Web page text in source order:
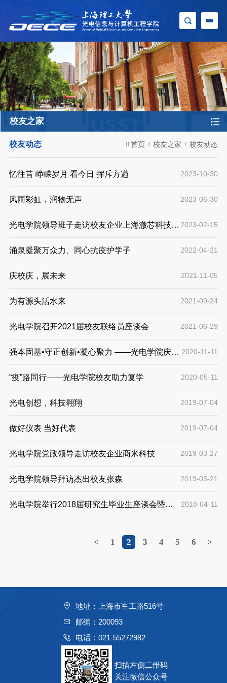
校友之家
校友动态 首页 校友之家 校友动态
忆往昔 峥嵘岁月 看今日 挥斥方遒 2023-10-30
风雨彩虹，润物无声 2023-06-30
光电学院领导班子走访校友企业上海澈芯科技有 2023-02-15
涌泉凝聚万众力、同心抗疫护学子 2022-04-21
庆校庆，展未来 2021-11-05
为有源头活水来 2021-09-24
光电学院召开2021届校友联络员座谈会 2021-06-29
强本固基•守正创新•凝心聚力 ——光电学院庆祝 2020-11-11
“疫”路同行——光电学院校友助力复学 2020-05-11
光电创想，科技翱翔 2019-07-04
做好仪表 当好代表 2019-07-04
光电学院党政领导走访校友企业商米科技 2019-03-27
光电学院领导拜访杰出校友张森 2019-03-21
光电学院举行2018届研究生毕业生座谈会暨校
2018-04-11
< 1 2 3 4 5 6 >
地址：上海市军工路516号
邮编：200093
电话：021-55272982
扫描左侧二维码
关注微信公众号